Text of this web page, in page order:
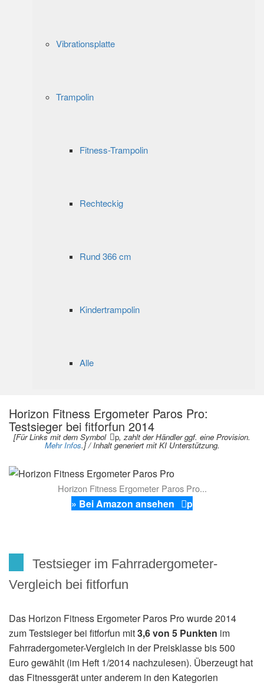
Vibrationsplatte
Trampolin
Fitness-Trampolin
Rechteckig
Rund 366 cm
Kindertrampolin
Alle
Horizon Fitness Ergometer Paros Pro:
Testsieger bei fitforfun 2014
[Für Links mit dem Symbol p, zahlt der Händler ggf. eine Provision.
Mehr Infos.] / Inhalt generiert mit KI Unterstützung.
Horizon Fitness Ergometer Paros Pro...
» Bei Amazon ansehen p
Testsieger im Fahrradergometer-
Vergleich bei fitforfun
Das Horizon Fitness Ergometer Paros Pro wurde 2014
zum Testsieger bei fitforfun mit3,6 von 5 Punkten im
Fahrradergometer-Vergleich in der Preisklasse bis 500
Euro gewählt (im Heft 1/2014 nachzulesen). Überzeugt hat
das Fitnessgerät unter anderem in den Kategorien